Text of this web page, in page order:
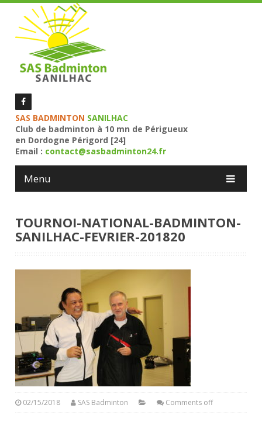
SAS BADMINTON SANILHAC
Club de badminton à 10 mn de Périgueux
en Dordogne Périgord [24]
Email : contact@sasbadminton24.fr
Menu
TOURNOI-NATIONAL-BADMINTON-
SANILHAC-FEVRIER-201820
02/15/2018 SAS Badminton Comments off